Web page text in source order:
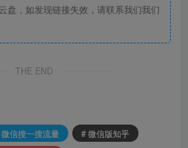
盘，如发现链接失效，请联系我们我们
THE END
信搜一搜流量
# 微信版知乎